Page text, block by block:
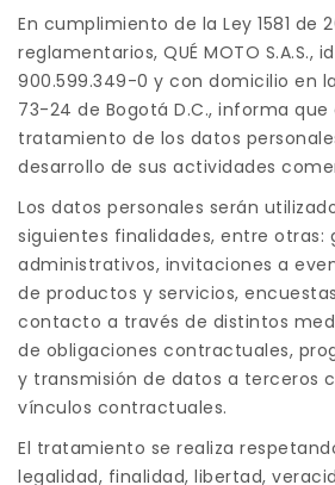
En cumplimiento de la Ley 1581 de
reglamentarios, QUÉ MOTO S.A.S.,
900.599.349-0 y con domicilio en la
73-24 de Bogotá D.C., informa que
tratamiento de los datos
desarrollo de sus actividades
Los datos personales serán
siguientes finalidades, entre otras:
administrativos, invitaciones a
de productos y servicios,
contacto a través de distintos
de obligaciones contractuales,
y transmisión de datos a terceros
vínculos contractuales.
El tratamiento se realiza
legalidad, finalidad, libertad,